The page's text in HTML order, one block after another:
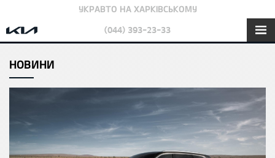
УКРАВТО НА ХАРКІВСЬКОМУ
(044) 393-23-33
НОВИНИ